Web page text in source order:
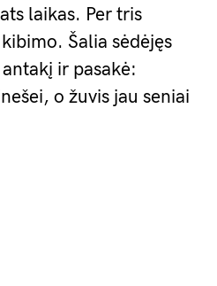
laikas. Per tris
Šalia sėdėjęs
ir pasakė:
o žuvis jau seniai